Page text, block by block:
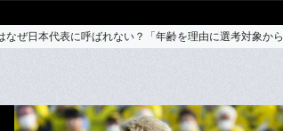
ぜ日本代表に呼ばれない？「年齢を理由に選考対象から